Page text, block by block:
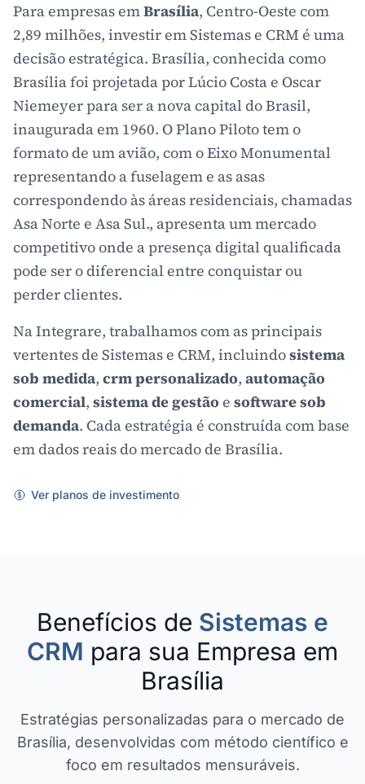
Para empresas emBrasília, Centro-Oeste com
2,89 milhões, investir em Sistemas e CRM é uma
decisão estratégica. Brasília, conhecida como
Brasília foi projetada por Lúcio Costa e Oscar
Niemeyer para ser a nova capital do Brasil,
inaugurada em 1960. O Plano Piloto tem o
formato de um avião, com o Eixo Monumental
representando a fuselagem e as asas
correspondendo às áreas residenciais, chamadas
Asa Norte e Asa Sul., apresenta um mercado
competitivo onde a presença digital qualificada
pode ser o diferencial entre conquistar ou
perder clientes.
Na Integrare, trabalhamos com as principais
vertentes de Sistemas e CRM, incluindosistema
sob medida, crm personalizado, automação
comercial, sistema de gestão e software sob
demanda. Cada estratégia é construída com base
em dados reais do mercado de Brasília.
Ver planos de investimento
Benefícios de Sistemas e
CRM para sua Empresa em
Brasília
Estratégias personalizadas para o mercado de
Brasília, desenvolvidas com método científico e
foco em resultados mensuráveis.